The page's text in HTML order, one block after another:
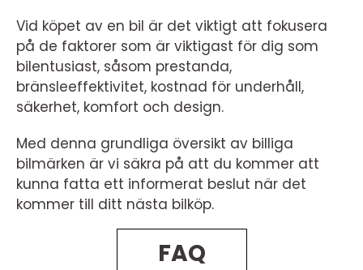
Vid köpet av en bil är det viktigt att fokusera
på de faktorer som är viktigast för dig som
bilentusiast, såsom prestanda,
bränsleeffektivitet, kostnad för underhåll,
säkerhet, komfort och design.
Med denna grundliga översikt av billiga
bilmärken är vi säkra på att du kommer att
kunna fatta ett informerat beslut när det
kommer till ditt nästa bilköp.
FAQ